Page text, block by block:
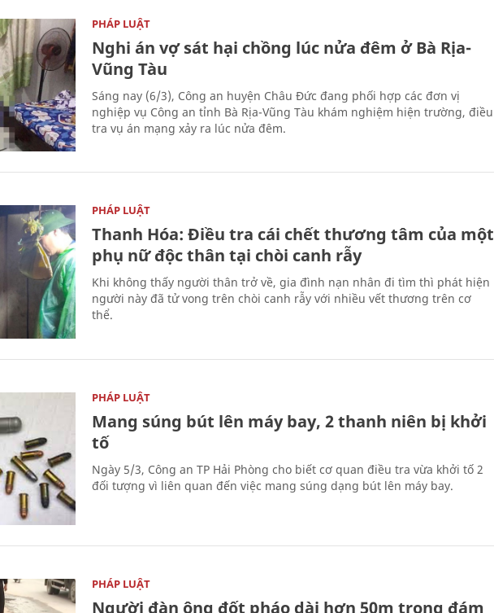
PHÁP LUẬT
Nghi án vợ sát hại chồng lúc nửa đêm ở Bà Rịa-
Vũng Tàu
Sáng nay (6/3), Công an huyện Châu Đức đang phối hợp các đơn vị
nghiệp vụ Công an tỉnh Bà Rịa-Vũng Tàu khám nghiệm hiện trường, điều
tra vụ án mạng xảy ra lúc nửa đêm.
PHÁP LUẬT
Thanh Hóa: Điều tra cái chết thương tâm của một
phụ nữ độc thân tại chòi canh rẫy
Khi không thấy người thân trở về, gia đình nạn nhân đi tìm thì phát hiện
người này đã tử vong trên chòi canh rẫy với nhiều vết thương trên cơ
thể.
PHÁP LUẬT
Mang súng bút lên máy bay, 2 thanh niên bị khởi
tố
Ngày 5/3, Công an TP Hải Phòng cho biết cơ quan điều tra vừa khởi tố 2
đối tượng vì liên quan đến việc mang súng dạng bút lên máy bay.
PHÁP LUẬT
Người đàn ông đốt pháo dài hơn 50m trong đám